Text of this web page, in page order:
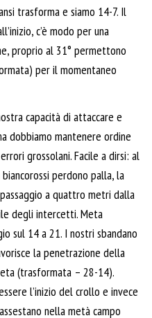
trasforma e siamo 14-7. Il
c’è modo per una
proprio al 31° permettono
per il momentaneo
capacità di attaccare e
dobbiamo mantenere ordine
grossolani. Facile a dirsi: al
perdono palla, la
a quattro metri dalla
degli intercetti. Meta
sul 14 a 21. I nostri sbandano
la penetrazione della
(trasformata – 28-14).
l’inizio del crollo e invece
nella metà campo